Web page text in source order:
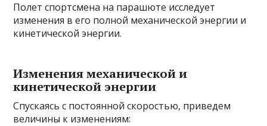
Полет спортсмена на парашюте исследует
изменения в его полной механической энергии и
кинетической энергии.
Изменения механической и
кинетической энергии
Спускаясь с постоянной скоростью, приведем
величины к изменениям: